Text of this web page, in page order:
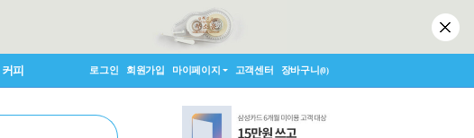
커피 로그인 회원가입 마이페이지 고객센터 장바구니(0)